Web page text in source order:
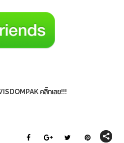
คลิ๊กเลย!!!